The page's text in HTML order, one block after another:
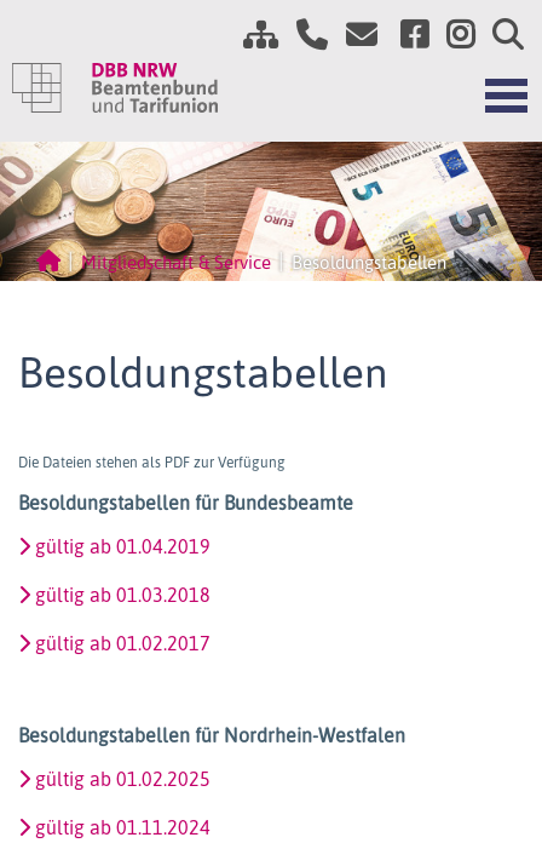
Mitgliedschaft & Service Besoldungstabellen
Besoldungstabellen
Die Dateien stehen als PDF zur Verfügung
Besoldungstabellen für Bundesbeamte
gültig ab 01.04.2019
gültig ab 01.03.2018
gültig ab 01.02.2017
Besoldungstabellen für Nordrhein-Westfalen
gültig ab 01.02.2025
gültig ab 01.11.2024